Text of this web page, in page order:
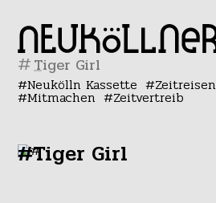
#
Neukölln Kassette Zeitreisen
Mitmachen Zeitvertreib
#Tiger Girl